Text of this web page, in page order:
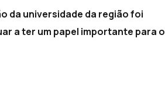
da universidade da região foi
a ter um papel importante para o